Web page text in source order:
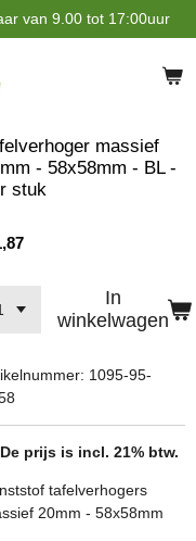
van 9.00 tot 17:00uur
massief
- 58x58mm - BL -
stuk
In
winkelwagen
1095-95-
De prijs is incl. 21% btw.
tafelverhogers
20mm - 58x58mm